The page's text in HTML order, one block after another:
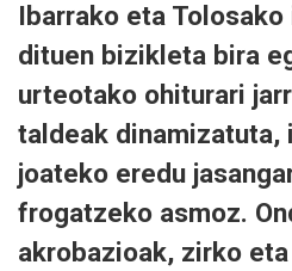
Ibarrako eta
dituen bizikleta bira
urteotako ohiturari
taldeak dinamizatuta,
joateko eredu
frogatzeko asmoz.
akrobazioak, zirko